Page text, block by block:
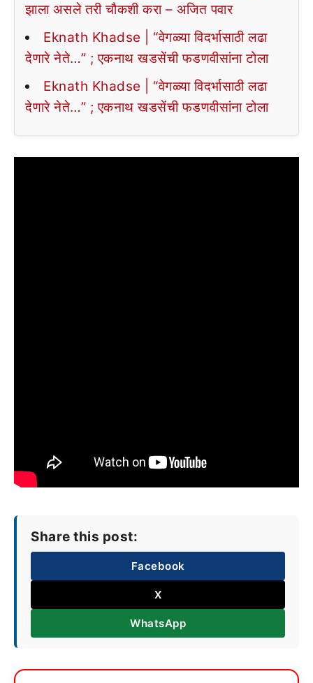
झाला असले तरी चौकशी करा – अजित पवार
Eknath Khadse | “वेगळ्या विदर्भासाठी लढा
देणारे नेते…” ; एकनाथ खडसेंची फडणवीसांना टोला
Eknath Khadse | “वेगळ्या विदर्भासाठी लढा
देणारे नेते…” ; एकनाथ खडसेंची फडणवीसांना टोला
Share this post:
Facebook
X
WhatsApp